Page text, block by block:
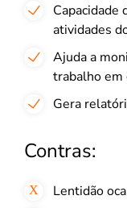
Capacidade
atividades
Ajuda a
trabalho em
Gera
Contras:
Lentidão